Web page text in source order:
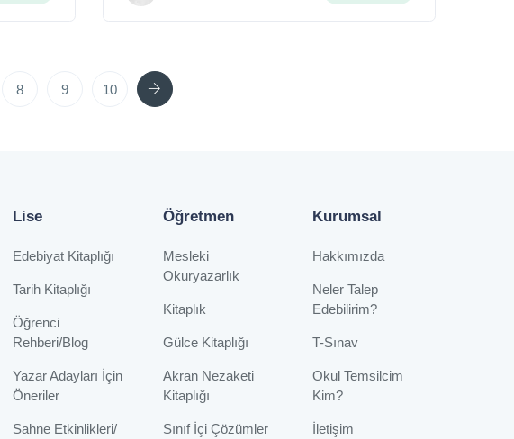
8 9 10 Next
Lise
Edebiyat Kitaplığı
Tarih Kitaplığı
Öğrenci
Rehberi/Blog
Yazar Adayları İçin
Öneriler
Sahne Etkinlikleri/
Öğretmen
Mesleki
Okuryazarlık
Kitaplık
Gülce Kitaplığı
Akran Nezaketi
Kitaplığı
Sınıf İçi Çözümler
Kurumsal
Hakkımızda
Neler Talep
Edebilirim?
T-Sınav
Okul Temsilcim
Kim?
İletişim